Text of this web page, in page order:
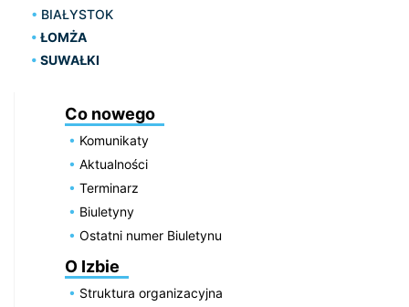
BIAŁYSTOK
ŁOMŻA
SUWAŁKI
Co nowego
Komunikaty
Aktualności
Terminarz
Biuletyny
Ostatni numer Biuletynu
O Izbie
Struktura organizacyjna